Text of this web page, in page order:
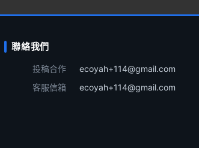
聯絡我們
投稿合作
ecoyah+114@gmail.com
客服信箱
ecoyah+114@gmail.com